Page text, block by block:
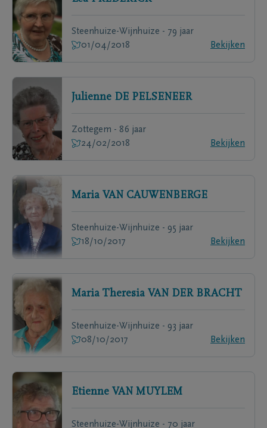
Steenhuize-Wijnhuize - 79 jaar
01/04/2018
Bekijken
Julienne DE PELSENEER
Zottegem - 86 jaar
24/02/2018
Bekijken
Maria VAN CAUWENBERGE
Steenhuize-Wijnhuize - 95 jaar
18/10/2017
Bekijken
Maria Theresia VAN DER BRACHT
Steenhuize-Wijnhuize - 93 jaar
08/10/2017
Bekijken
Etienne VAN MUYLEM
Steenhuize-Wijnhuize - 70 jaar